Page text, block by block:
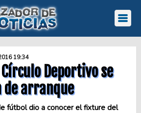
19:34
Deportivo se
arranque
fútbol dio a conocer el fixture del